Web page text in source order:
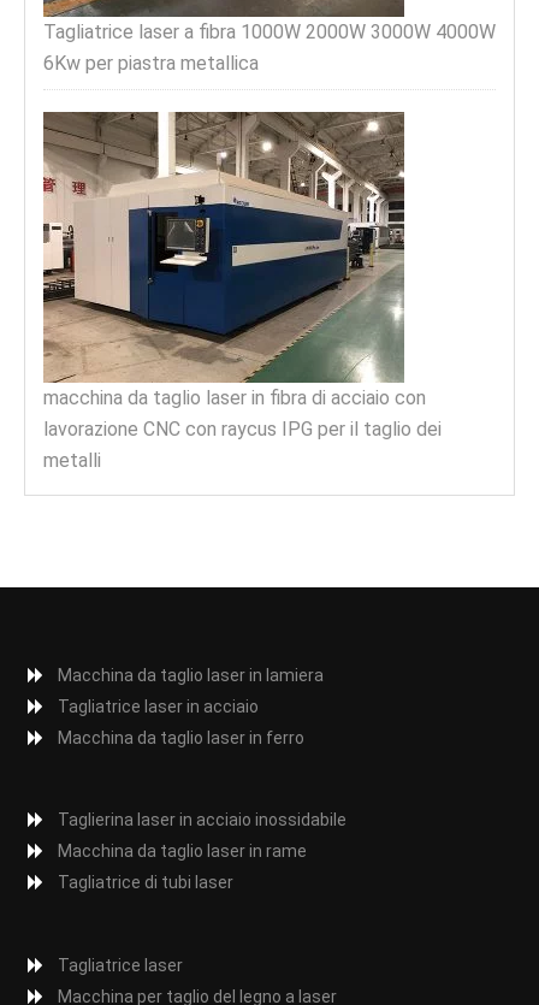
Tagliatrice laser a fibra 1000W 2000W 3000W 4000W
6Kw per piastra metallica
macchina da taglio laser in fibra di acciaio con
lavorazione CNC con raycus IPG per il taglio dei
metalli
Macchina da taglio laser in lamiera
Tagliatrice laser in acciaio
Macchina da taglio laser in ferro
Taglierina laser in acciaio inossidabile
Macchina da taglio laser in rame
Tagliatrice di tubi laser
Tagliatrice laser
Macchina per taglio del legno a laser